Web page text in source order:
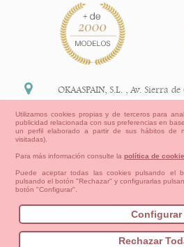
Información
política de devoluciones y
Aviso Legal Aviso
Cómo crear tu cuenta OKAA.
OKAASPAIN, S.L. ,Av. Sierra de
+34 91 113
Utilizamos cookies propias y de terceros para
publicidad relacionada con sus preferencias en
un perfil elaborado a partir de sus hábitos de
visitadas).
Para más información consulte lapolítica de
Puede aceptar todas las cookies pulsando el
pulsando el botón "Rechazar" y configurarlas
botón "Configurar".
Configurar
Rechazar